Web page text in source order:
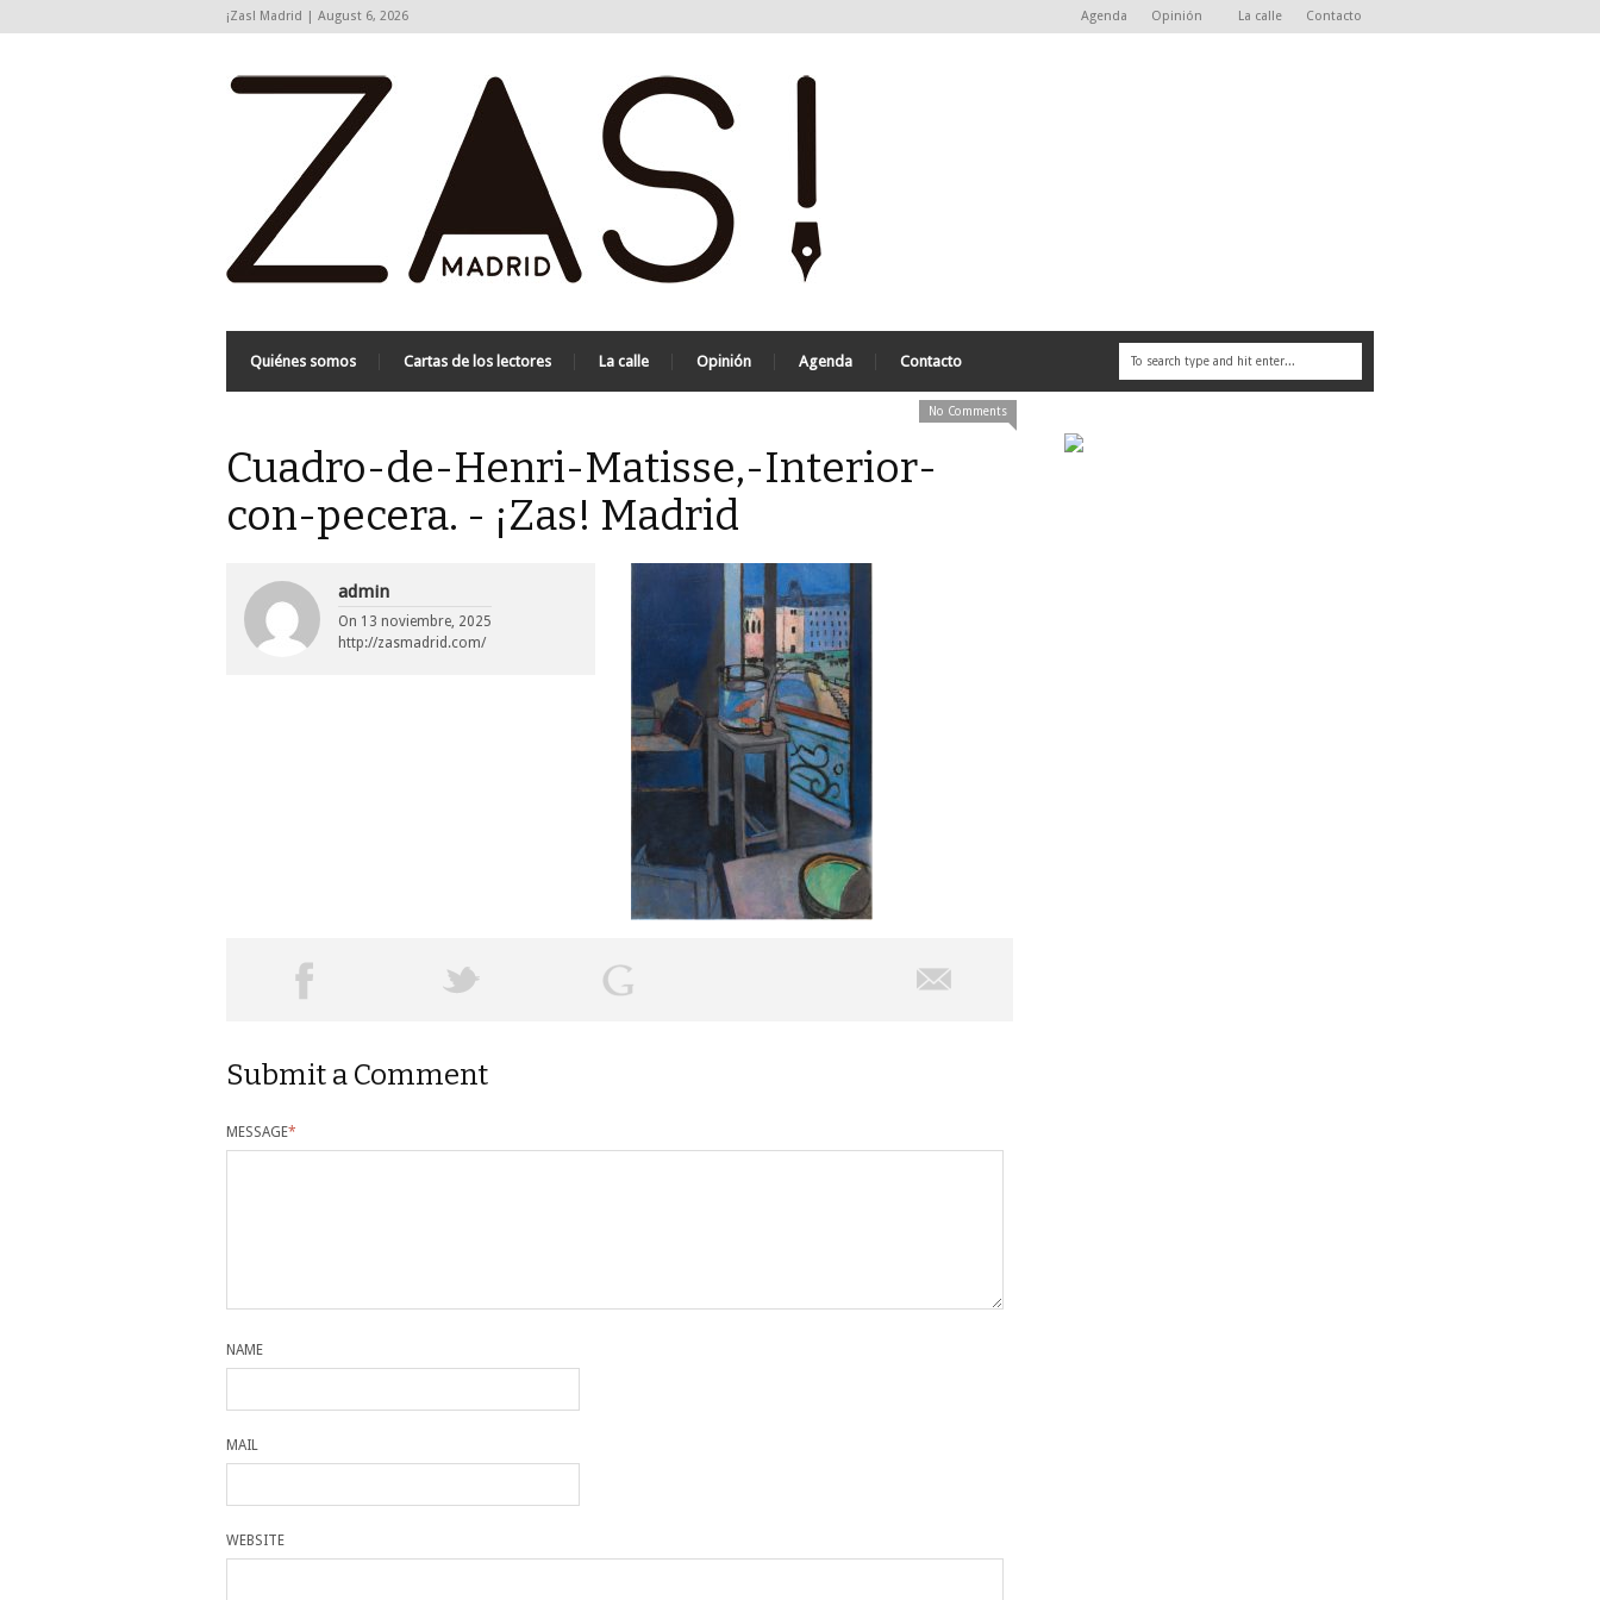
¡Zas! Madrid | August 6, 2026 Agenda Opinión La calle Contacto
Quiénes somos Cartas de los lectores La calle Opinión Agenda Contacto
No Comments
Cuadro-de-Henri-Matisse,-Interior-
con-pecera. - ¡Zas! Madrid
admin
On 13 noviembre, 2025
http://zasmadrid.com/
Submit a Comment
MESSAGE*
NAME
MAIL
WEBSITE